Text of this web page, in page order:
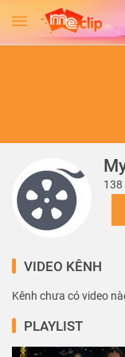
VIDEO KÊNH
Kênh chưa có video
PLAYLIST